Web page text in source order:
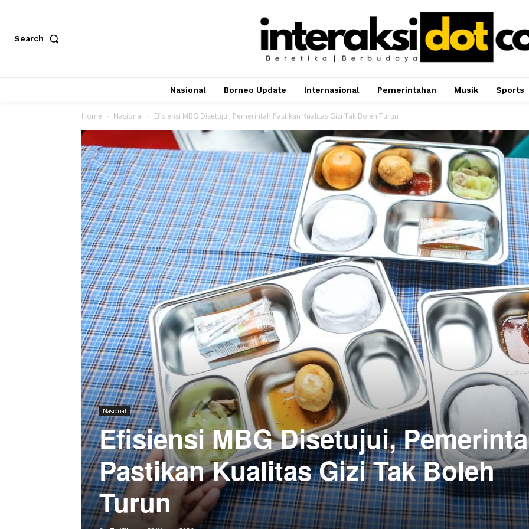
Search
Nasional Borneo Update Internasional Pemerintahan Musik Sports
Home Nasional Efisiensi MBG Disetujui, Pemerintah Pastikan Kualitas Gizi Tak Boleh Turun
Nasional
Efisiensi MBG Disetujui,
Pastikan Kualitas Gizi Tak Boleh
Turun